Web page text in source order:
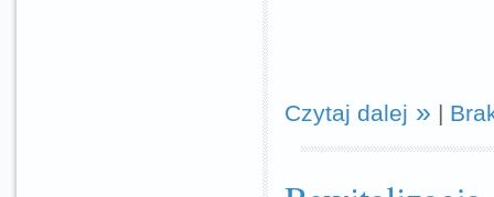
Czytaj dalej |